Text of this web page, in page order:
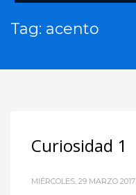
Tag: acento
Curiosidad 1
MIÉRCOLES, 29 MARZO 2017